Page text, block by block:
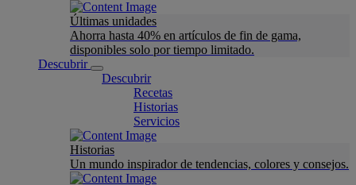
Últimas unidades
Ahorra hasta 40% en artículos de fin de gama,
disponibles solo por tiempo limitado.
Descubrir
Descubrir
Recetas
Historias
Servicios
Historias
Un mundo inspirador de tendencias, colores y consejos.